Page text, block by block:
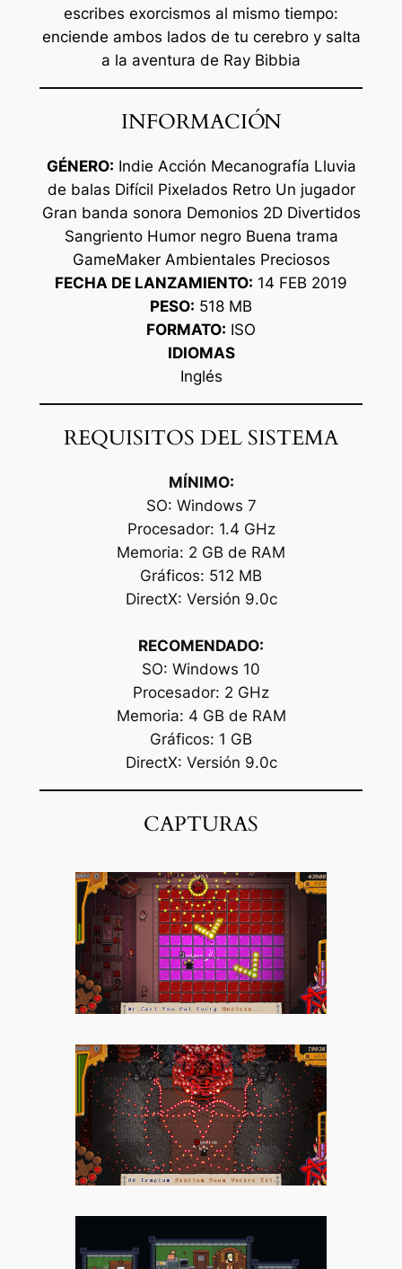
escribes exorcismos al mismo tiempo:
enciende ambos lados de tu cerebro y salta
a la aventura de Ray Bibbia
INFORMACIÓN
GÉNERO: Indie Acción Mecanografía Lluvia
de balas Difícil Pixelados Retro Un jugador
Gran banda sonora Demonios 2D Divertidos
Sangriento Humor negro Buena trama
GameMaker Ambientales Preciosos
FECHA DE LANZAMIENTO: 14 FEB 2019
PESO: 518 MB
FORMATO: ISO
IDIOMAS
Inglés
REQUISITOS DEL SISTEMA
MÍNIMO:
SO: Windows 7
Procesador: 1.4 GHz
Memoria: 2 GB de RAM
Gráficos: 512 MB
DirectX: Versión 9.0c
RECOMENDADO:
SO: Windows 10
Procesador: 2 GHz
Memoria: 4 GB de RAM
Gráficos: 1 GB
DirectX: Versión 9.0c
CAPTURAS